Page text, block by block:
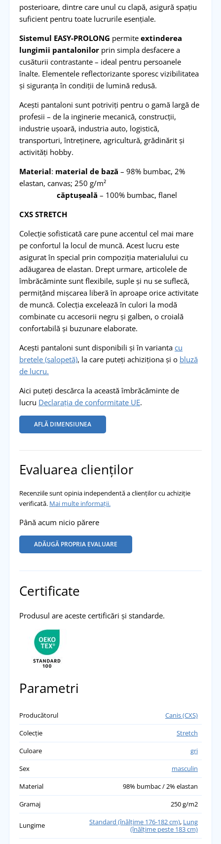
posterioare, dintre care unul cu clapă, asigură spațiu
suficient pentru toate lucrurile esențiale.
Sistemul EASY-PROLONG permite extinderea
lungimii pantalonilorprin simpla desfacere a
cusăturii contrastante – ideal pentru persoanele
înalte. Elementele reflectorizante sporesc vizibilitatea
și siguranța în condiții de lumină redusă.
Acești pantaloni sunt potriviți pentru o gamă largă de
profesii – de la inginerie mecanică, construcții,
industrie ușoară, industria auto, logistică,
transporturi, întreținere, agricultură, grădinărit și
activități hobby.
Material: material de bază – 98% bumbac, 2%
elastan, canvas; 250 g/m²
căptușeală – 100% bumbac, flanel
CXS STRETCH
Colecție sofisticată care pune accentul cel mai mare
pe confortul la locul de muncă. Acest lucru este
asigurat în special prin compoziția materialului cu
adăugarea de elastan. Drept urmare, articolele de
îmbrăcăminte sunt flexibile, suple și nu se suflecă,
permiţând mișcarea liberă în aproape orice activitate
de muncă. Colecția excelează în culori la modă
combinate cu accesorii negru și galben, o croială
confortabilă și buzunare elaborate.
Acești pantaloni sunt disponibili și în varianta cu
bretele (salopetă), la care puteți achiziționa și o bluză
de lucru.
Aici puteți descărca la această îmbrăcăminte de
lucru Declarația de conformitate UE.
AFLĂ DIMENSIUNEA
Evaluarea clienților
Recenziile sunt opinia independentă a clienților cu achiziție
verificată. Mai multe informații.
Până acum nicio părere
ADĂUGĂ PROPRIA EVALUARE
Certificate
Produsul are aceste certificări și standarde.
Parametri
Producătorul
Canis (CXS)
Colecție
Stretch
Culoare
gri
Sex
masculin
Material
98% bumbac / 2% elastan
Gramaj
250 g/m2
Lungime Standard (înălţime 176-182 cm), Lung
(înălțime peste 183 cm)